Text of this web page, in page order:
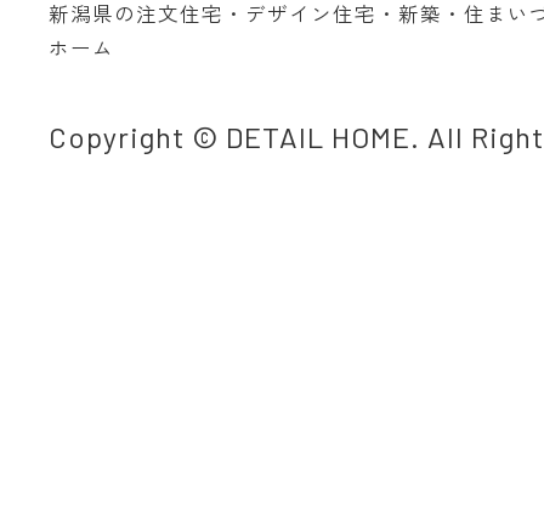
新潟県の注文住宅・デザイン住宅・新築・住まい
ホーム
Copyright © DETAIL HOME. All